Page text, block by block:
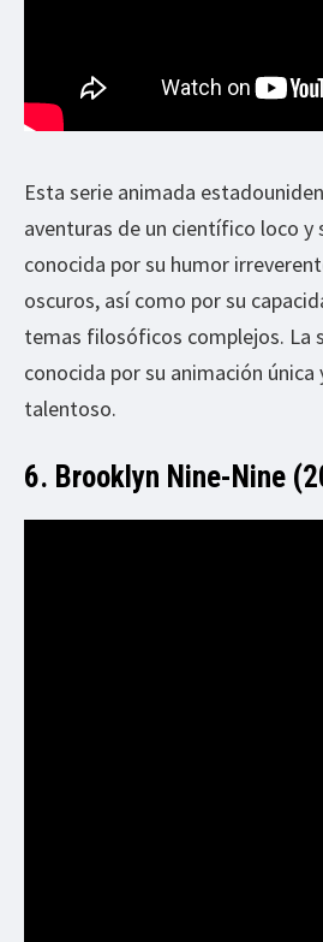
Esta serie animada
aventuras de un científico loco y
conocida por su humor
oscuros, así como por su
temas filosóficos complejos. La
conocida por su animación
talentoso.
6. Brooklyn Nine-Nine